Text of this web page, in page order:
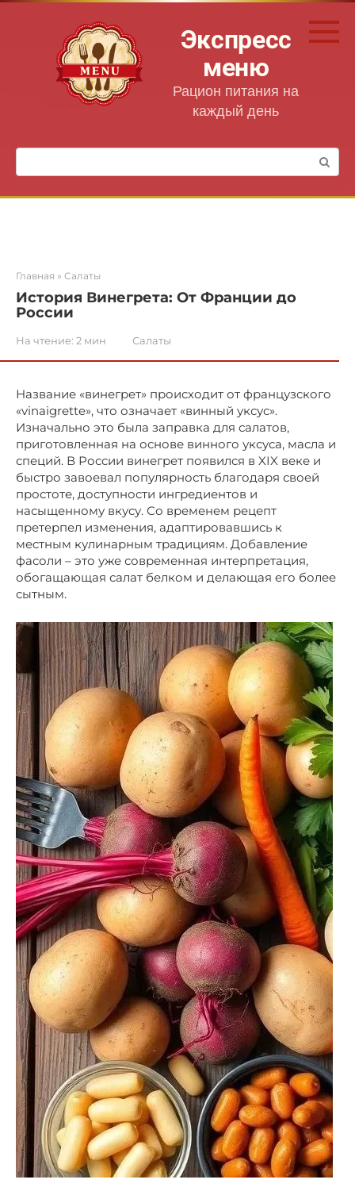
Перейти
Экспресс
меню
Рацион питания на
каждый день
Поиск:
Главная » Салаты
История Винегрета: От Франции до
России
На чтение: 2 мин Салаты
Название «винегрет» происходит от французского
«vinaigrette», что означает «винный уксус».
Изначально это была заправка для салатов,
приготовленная на основе винного уксуса, масла и
специй. В России винегрет появился в XIX веке и
быстро завоевал популярность благодаря своей
простоте, доступности ингредиентов и
насыщенному вкусу. Со временем рецепт
претерпел изменения, адаптировавшись к
местным кулинарным традициям. Добавление
фасоли – это уже современная интерпретация,
обогащающая салат белком и делающая его более
сытным.